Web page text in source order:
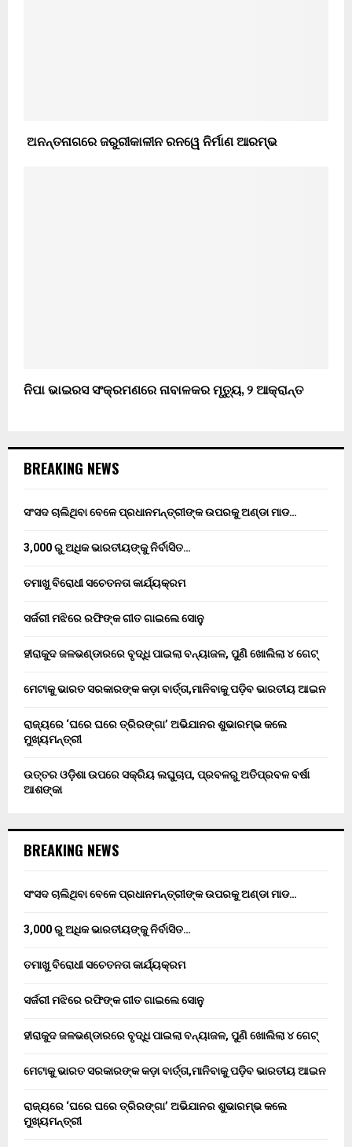
ଅନନ୍ତନାଗରେ ଜରୁରୀକାଳୀନ ରନୱେ ନିର୍ମାଣ ଆରମ୍ଭ
ନିପା ଭାଇରସ ସଂକ୍ରମଣରେ ନାବାଳକର ମୃତ୍ୟୁ, ୨ ଆକ୍ରାନ୍ତ
BREAKING NEWS
ସଂସଦ ଚାଲିଥିବା ବେଳେ ପ୍ରଧାନମନ୍ତ୍ରୀଙ୍କ ଉପରକୁ ଅଣ୍ଡା ମାଡ…
3,000 ରୁ ଅଧିକ ଭାରତୀୟଙ୍କୁ ନିର୍ବାସିତ…
ତମାଖୁ ବିରୋଧୀ ସଚେତନତା କାର୍ଯ୍ୟକ୍ରମ
ସର୍ଜରୀ ମଝିରେ ରଫିଙ୍କ ଗୀତ ଗାଇଲେ ସୋନୁ
ହୀରାକୁଦ ଜଳଭଣ୍ଡାରରେ ବୃଦ୍ଧି ପାଇଲା ବନ୍ୟାଜଳ, ପୁଣି ଖୋଲିଲା ୪ ଗେଟ୍
ମେଟାକୁ ଭାରତ ସରକାରଙ୍କ କଡ଼ା ବାର୍ତ୍ତା,ମାନିବାକୁ ପଡ଼ିବ ଭାରତୀୟ ଆଇନ
ରାଜ୍ୟରେ ‘ଘରେ ଘରେ ତ୍ରିରଙ୍ଗା’ ଅଭିଯାନର ଶୁଭାରମ୍ଭ କଲେ
ମୁଖ୍ୟମନ୍ତ୍ରୀ
ଉତ୍ତର ଓଡ଼ିଶା ଉପରେ ସକ୍ରିୟ ଲଘୁଚାପ, ପ୍ରବଳରୁ ଅତିପ୍ରବଳ ବର୍ଷା
ଆଶଙ୍କା
BREAKING NEWS
ସଂସଦ ଚାଲିଥିବା ବେଳେ ପ୍ରଧାନମନ୍ତ୍ରୀଙ୍କ ଉପରକୁ ଅଣ୍ଡା ମାଡ…
3,000 ରୁ ଅଧିକ ଭାରତୀୟଙ୍କୁ ନିର୍ବାସିତ…
ତମାଖୁ ବିରୋଧୀ ସଚେତନତା କାର୍ଯ୍ୟକ୍ରମ
ସର୍ଜରୀ ମଝିରେ ରଫିଙ୍କ ଗୀତ ଗାଇଲେ ସୋନୁ
ହୀରାକୁଦ ଜଳଭଣ୍ଡାରରେ ବୃଦ୍ଧି ପାଇଲା ବନ୍ୟାଜଳ, ପୁଣି ଖୋଲିଲା ୪ ଗେଟ୍
ମେଟାକୁ ଭାରତ ସରକାରଙ୍କ କଡ଼ା ବାର୍ତ୍ତା,ମାନିବାକୁ ପଡ଼ିବ ଭାରତୀୟ ଆଇନ
ରାଜ୍ୟରେ ‘ଘରେ ଘରେ ତ୍ରିରଙ୍ଗା’ ଅଭିଯାନର ଶୁଭାରମ୍ଭ କଲେ
ମୁଖ୍ୟମନ୍ତ୍ରୀ